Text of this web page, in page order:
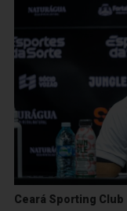
Ceará Sporting Club